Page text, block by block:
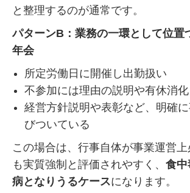
と整理するのが通常です。
パターンB：業務の一環として位置
年会
所定労働日に開催し出勤扱い
不参加には理由の説明や有休消
経営方針説明や表彰など、明確
びついている
この場合は、行事自体が事業運営
も実質強制と評価されやすく、 食中
病となりうるケースになります。